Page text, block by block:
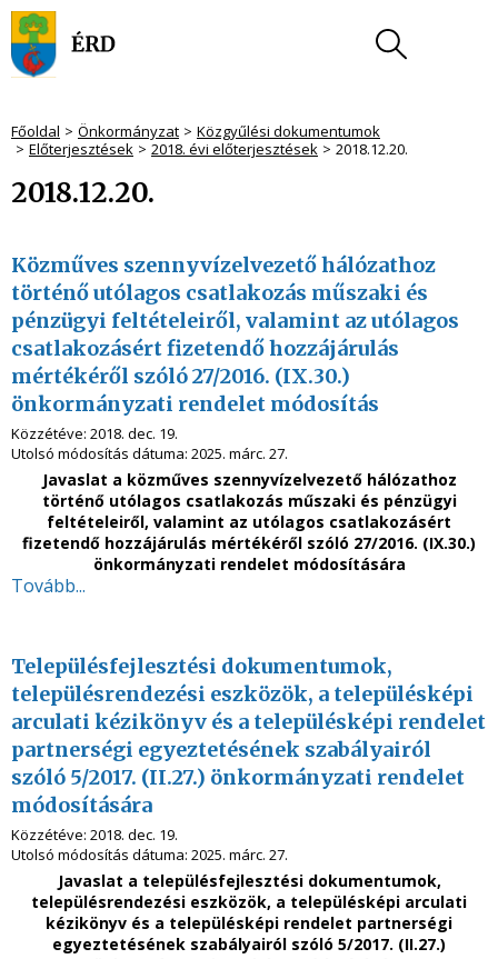
Főoldal Önkormányzat
Közgyűlési dokumentumok
Előterjesztések
2018. évi előterjesztések 2018.12.20.
2018.12.20.
Közműves szennyvízelvezető hálózathoz
történő utólagos csatlakozás műszaki és
pénzügyi feltételeiről, valamint az utólagos
csatlakozásért fizetendő hozzájárulás
mértékéről szóló 27/2016. (IX.30.)
önkormányzati rendelet módosítás
Közzétéve: 2018. dec. 19.
Utolsó módosítás dátuma: 2025. márc. 27.
Javaslat a közműves szennyvízelvezető hálózathoz
történő utólagos csatlakozás műszaki és pénzügyi
feltételeiről, valamint az utólagos csatlakozásért
fizetendő hozzájárulás mértékéről szóló 27/2016. (IX.30.)
önkormányzati rendelet módosítására
Tovább...
Településfejlesztési dokumentumok,
településrendezési eszközök, a településképi
arculati kézikönyv és a településképi rendelet
partnerségi egyeztetésének szabályairól
szóló 5/2017. (II.27.) önkormányzati rendelet
módosítására
Közzétéve: 2018. dec. 19.
Utolsó módosítás dátuma: 2025. márc. 27.
Javaslat a településfejlesztési dokumentumok,
településrendezési eszközök, a településképi arculati
kézikönyv és a településképi rendelet partnerségi
egyeztetésének szabályairól szóló 5/2017. (II.27.)